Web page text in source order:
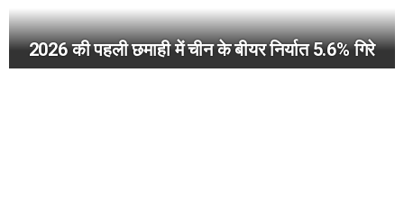
2026 की पहली छमाही में चीन के बीयर निर्यात 5.6% गिरे